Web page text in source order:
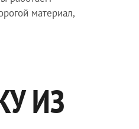
материал,
ИЗ